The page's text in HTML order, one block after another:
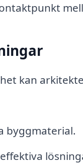
kan
byggmaterial.